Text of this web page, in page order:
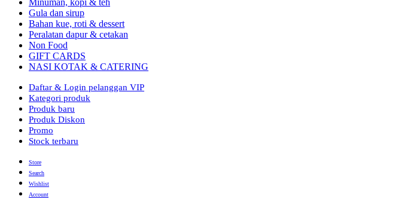
Gula dan sirup
Bahan kue, roti & dessert
Peralatan dapur & cetakan
Non Food
GIFT CARDS
NASI KOTAK & CATERING
Daftar & Login pelanggan VIP
Kategori produk
Produk baru
Produk Diskon
Promo
Stock terbaru
Store
Search
Wishlist
Account